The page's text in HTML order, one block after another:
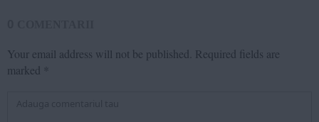
Your email address will not be published. Required fields are
marked *